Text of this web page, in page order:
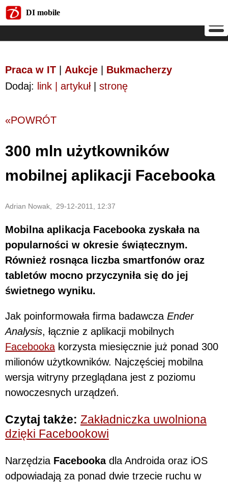
DI mobile
Praca w IT Aukcje
Bukmacherzy
Dodaj: link | artykuł| stronę
«POWRÓT
300 mln użytkowników
mobilnej aplikacji Facebooka
Adrian Nowak, 29-12-2011, 12:37
Mobilna aplikacja Facebooka zyskała na
popularności w okresie świątecznym.
Również rosnąca liczba smartfonów oraz
tabletów mocno przyczyniła się do jej
świetnego wyniku.
Jak poinformowała firma badawcza Ender
Analysis, łącznie z aplikacji mobilnych
Facebooka korzysta miesięcznie już ponad 300
milionów użytkowników. Najczęściej mobilna
wersja witryny przeglądana jest z poziomu
nowoczesnych urządzeń.
Czytaj także: Zakładniczka uwolniona
dzięki Facebookowi
Narzędzia Facebookadla Androida oraz iOS
odpowiadają za ponad dwie trzecie ruchu w
DI mobile